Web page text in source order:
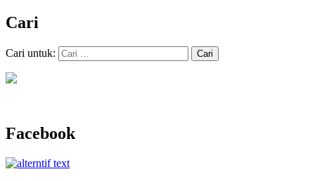
Cari
Cari untuk:
Facebook